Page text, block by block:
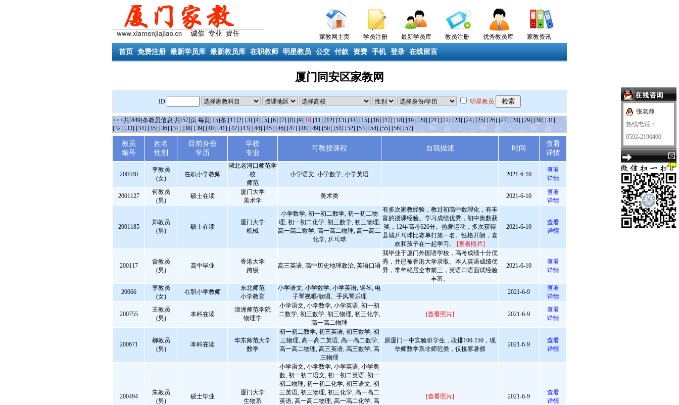
家教网主页 学员注册 最新学员库 教员注册 优秀教员库 家教资讯
首页 免费注册 最新学员库 最新教员库 在职教师 明星教员 公交 付款 资费 手机 登录 在线留言
厦门同安区家教网
ID 明星教员
>>>共[849]条教员信息 共[57]页 每页[15]条 [1] [2] [3] [4] [5] [6] [7] [8] [9] 10 [11] [12] [13] [14] [15] [16] [17] [18] [19] [20] [21] [22] [23] [24] [25] [26] [27] [28] [29] [30] [31]
[32] [33] [34] [35] [36] [37] [38] [39] [40] [41] [42] [43] [44] [45] [46] [47] [48] [49] [50] [51] [52] [53] [54] [55] [56] [57]
教员
编号
姓名
性别
目前身份
学历
学校
专业
可教授课程 自我描述 时间
查看
详情
200340
李教员
(女)
在职小学教师
湖北老河口师范学
校
师范
小学语文, 小学数学, 小学英语 2021-6-10
查看
详情
2001127
何教员
(男)
硕士在读
厦门大学
美术学
美术类 2021-6-10
查看
详情
2001185
郑教员
(男)
硕士在读
厦门大学
机械
小学数学, 初一初二数学, 初一初二物
理, 初一初二化学, 初三数学, 初三物理,
高一高二数学, 高一高二物理, 高一高二
化学, 乒乓球
有多次家教经验，教过初高中数理化，有丰
富的授课经验。学习成绩优秀，初中奥数获
奖，12年高考626分。热爱运动，多次获得
县城乒乓球比赛单打第一名。性格开朗，喜
欢和孩子在一起学习。 [查看照片]
2021-6-10
查看
详情
200117
曾教员
(男)
高中毕业
香港大学
跨级
高三英语, 高中历史地理政治, 英语口语
我毕业于厦门外国语学校，高考成绩十分优
秀，并已被香港大学录取。本人英语成绩优
异，常年稳居全市前三，英语口语面试经验
丰富。
2021-6-10
查看
详情
20066
李教员
(女)
在职小学教师
东北师范
小学教育
小学语文, 小学数学, 小学英语, 钢琴, 电
子琴视唱/歌唱、手风琴乐理
2021-6-9
查看
详情
200755
王教员
(男)
本科在读
漳洲师范学院
物理学
小学语文, 小学数学, 小学英语, 初一初
二数学, 初三数学, 初三物理, 初三化学,
高一高二物理
[查看照片] 2021-6-9
查看
详情
200671
柳教员
(男)
本科在读
华东师范大学
数学
初一初二数学, 初三英语, 初三数学, 初
三物理, 高一高二英语, 高一高二数学,
高一高二物理, 高三英语, 高三数学, 高
三物理
原厦门一中实验班学生，段排100-150，现
华师数学系非师范类，仅接寒暑假
2021-6-9
查看
详情
200494
朱教员
(男)
硕士毕业
厦门大学
生物系
小学语文, 小学数学, 小学英语, 小学奥
数, 初一初二语文, 初一初二英语, 初一
初二物理, 初一初二化学, 初三语文, 初
三英语, 初三物理, 初三化学, 高一高二
英语, 高一高二物理, 高一高二化学, 高
[查看照片] 2021-6-9
查看
详情
张老师
热线电话：
0592-2190400